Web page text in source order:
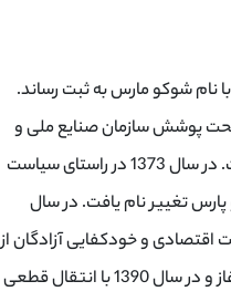
خود را با نام شوکو مارس به ثبت رساند.
پوشش سازمان صنایع ملی و
مدیریت منتخب دولتی قرار گرفت و نام شرکت به نام شکلات پارس تغییر یافت. در سال 1373 در راستای سیاست
تغییر نام یافت. در سال
اقتصادی و خودکفایی آزادگان از
اسفند ماه سال 1387 به محل مینوی خرمدره منتقل و فعالیت خود را در آنجا آغاز و در سال 1390 با انتقال قطعی